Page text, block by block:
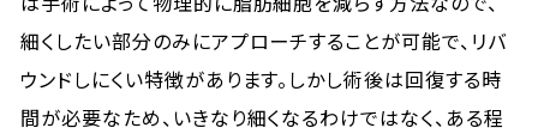
細くしたい部分のみにアプローチすることが可能で、リバ
ウンドしにくい特徴があります。しかし術後は回復する時
間が必要なため、いきなり細くなるわけではなく、ある程